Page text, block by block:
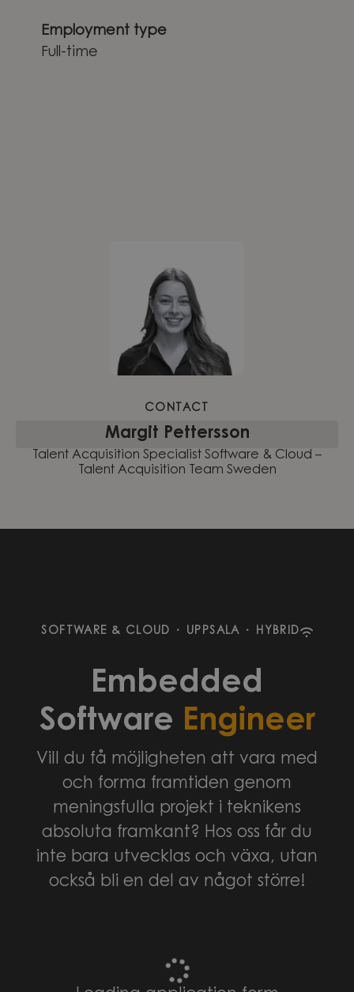
Employment type
Full-time
CONTACT
Margit Pettersson
Talent Acquisition Specialist Software & Cloud –
Talent Acquisition Team Sweden
SOFTWARE & CLOUD · UPPSALA · HYBRID
Embedded
Software Engineer
Vill du få möjligheten att vara med
och forma framtiden genom
meningsfulla projekt i teknikens
absoluta framkant? Hos oss får du
inte bara utvecklas och växa, utan
också bli en del av något större!